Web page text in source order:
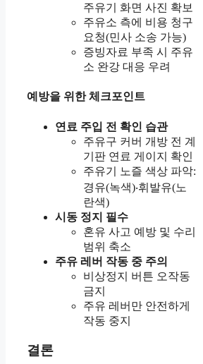
주유기 화면 사진 확보
주유소 측에 비용 청구
요청(민사 소송 가능)
증빙자료 부족 시 주유
소 완강 대응 우려
예방을 위한 체크포인트
연료 주입 전 확인 습관
주유구 커버 개방 전 계
기판 연료 게이지 확인
주유기 노즐 색상 파악:
경유(녹색)‧휘발유(노
란색)
시동 정지 필수
혼유 사고 예방 및 수리
범위 축소
주유 레버 작동 중 주의
비상정지 버튼 오작동
금지
주유 레버만 안전하게
작동 중지
결론